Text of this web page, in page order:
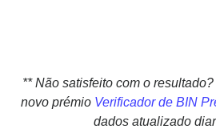
Card
Generator
** Não satisfeito com o
novo prémio Verificador de BIN
dados atualizado